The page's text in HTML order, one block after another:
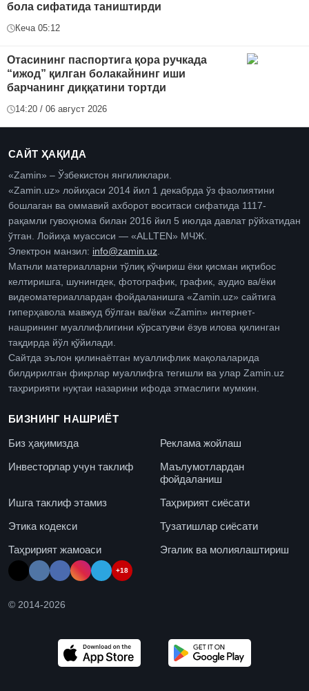
бола сифатида таништирди
Кеча 05:12
Отасининг паспортига қора ручкада
“ижод” қилган болакайнинг иши
барчанинг диққатини тортди
14:20 / 06 август 2026
САЙТ ҲАҚИДА
«Zamin» – Ўзбекистон янгиликлари.
«Zamin.uz» лойиҳаси 2014 йил 1 декабрда ўз фаолиятини
бошлаган ва оммавий ахборот воситаси сифатида 1117-
рақамли гувоҳнома билан 2016 йил 5 июлда давлат рўйхатидан
ўтган. Лойиҳа муассиси — «ALLTEN» МЧЖ.
Электрон манзил: info@zamin.uz.
Матнли материалларни тўлиқ кўчириш ёки қисман иқтибос
келтиришга, шунингдек, фотографик, график, аудио ва/ёки
видеоматериаллардан фойдаланишга «Zamin.uz» сайтига
гиперҳавола мавжуд бўлган ва/ёки «Zamin» интернет-
нашрининг муаллифлигини кўрсатувчи ёзув илова қилинган
тақдирда йўл қўйилади.
Сайтда эълон қилинаётган муаллифлик мақолаларида
билдирилган фикрлар муаллифга тегишли ва улар Zamin.uz
таҳририяти нуқтаи назарини ифода этмаслиги мумкин.
БИЗНИНГ НАШРИЁТ
Биз ҳақимизда
Реклама жойлаш
Инвесторлар учун таклиф
Маълумотлардан
фойдаланиш
Ишга таклиф этамиз
Таҳририят сиёсати
Этика кодекси
Тузатишлар сиёсати
Таҳририят жамоаси
Эгалик ва молиялаштириш
+18
© 2014-2026